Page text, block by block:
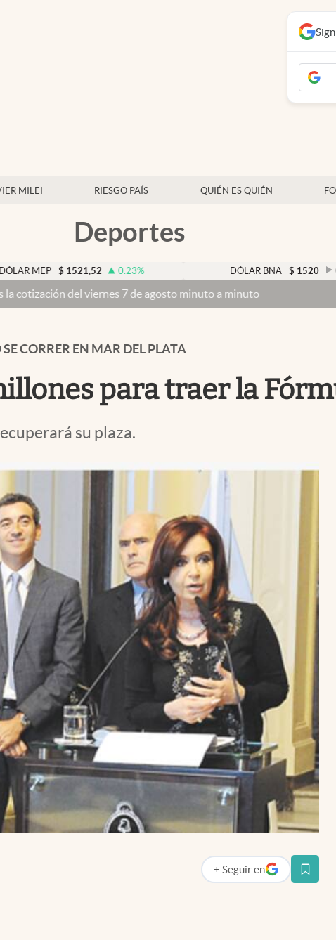
MILEI RIESGO PAÍS QUIÉN ES QUIÉN
Deportes
$ 1521,52 0.23% DÓLAR BNA $ 1520 0.00%
del viernes 7 de agosto minuto a minuto
CORRER EN MAR DEL PLATA
para traer la
su plaza.
+ Seguir en
abre en nueva pestaña